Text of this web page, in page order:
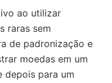
ao utilizar
raras sem
de padronização e
moedas em um
depois para um